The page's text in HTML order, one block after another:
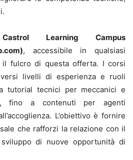
Learning Campus
, accessibile in qualsiasi
il fulcro di questa offerta. I corsi
livelli di esperienza e ruoli
tutorial tecnici per meccanici e
fino a contenuti per agenti
L’obiettivo è fornire
che rafforzi la relazione con il
di nuove opportunità di